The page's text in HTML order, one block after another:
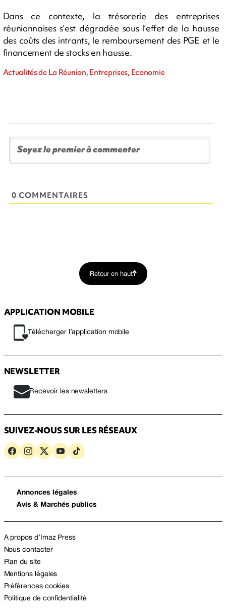
Dans ce contexte, la trésorerie des entreprises
réunionnaises s’est dégradée sous l’effet de la hausse
des coûts des intrants, le remboursement des PGE et le
financement de stocks en hausse.
Actualités de La Réunion, Entreprises, Economie
0 COMMENTAIRES
Retour en haut
APPLICATION MOBILE
Télécharger l’application mobile
NEWSLETTER
Recevoir les newsletters
SUIVEZ-NOUS SUR LES RÉSEAUX
Annonces légales
Avis & Marchés publics
A propos d’Imaz Press
Nous contacter
Plan du site
Mentions légales
Préférences cookies
Politique de confidentialité